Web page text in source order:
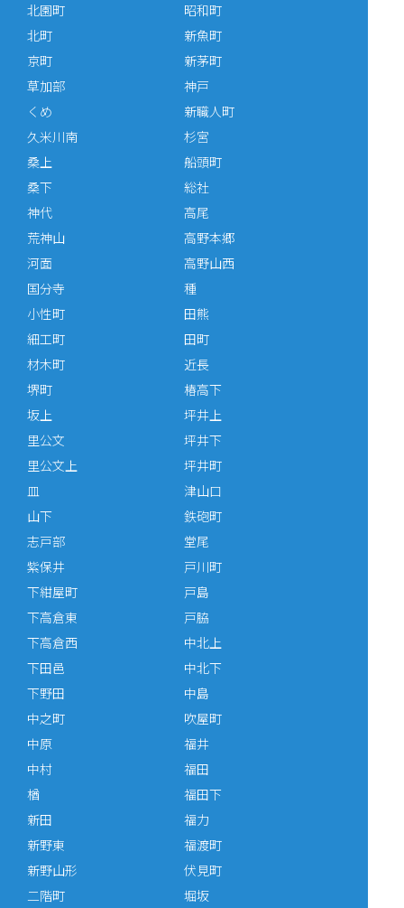
北園町
北町
京町
草加部
くめ
久米川南
桑上
桑下
神代
荒神山
河面
国分寺
小性町
細工町
材木町
堺町
坂上
里公文
里公文上
皿
山下
志戸部
紫保井
下紺屋町
下高倉東
下高倉西
下田邑
下野田
昭和町
新魚町
新茅町
神戸
新職人町
杉宮
船頭町
総社
高尾
高野本郷
高野山西
種
田熊
田町
近長
椿高下
坪井上
坪井下
坪井町
津山口
鉄砲町
堂尾
戸川町
戸島
戸脇
中北上
中北下
中島
中之町
中原
中村
楢
新田
新野東
新野山形
二階町
吹屋町
福井
福田
福田下
福力
福渡町
伏見町
堀坂